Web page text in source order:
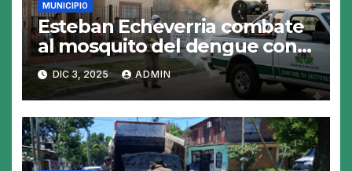
MUNICIPIO
Esteban Echeverria combate
al mosquito del dengue con
fumigacion
DIC 3, 2025 ADMIN